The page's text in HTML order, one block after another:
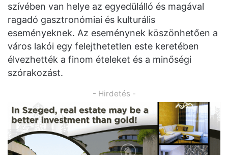
szívében van helye az egyedülálló és magával
ragadó gasztronómiai és kulturális
eseményeknek. Az eseménynek köszönhetően a
város lakói egy felejthetetlen este keretében
élvezhették a finom ételeket és a minőségi
szórakozást.
- Hirdetés -